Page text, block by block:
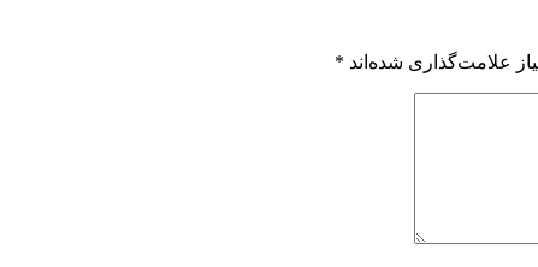
علامت‌گذاری شده‌اند *